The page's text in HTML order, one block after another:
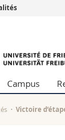
continue
Campus
Victoire